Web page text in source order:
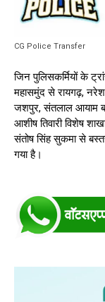
CG Police Transfer
जिन पुलिसकर्मियों के
महासमुंद से रायगढ़,
जशपुर, संतलाल आयाम
आशीष तिवारी विशेष
संतोष सिंह सुकमा से
गया है।